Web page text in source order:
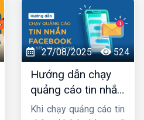
đang được rất nhiều cá
nhân, doanh nghiệp
khai thác. Vậy làm thế
nào để có được chiến
dịch chạy quảng cáo
group bán hàng hàng
hiệu quả ? Hôm
nay,Công ty HIGsẽ
27/08/2025 524
Hướng dẫn chạy
quảng cáo tin nhắn
facebook chi tiết
Khi chạy quảng cáo tin